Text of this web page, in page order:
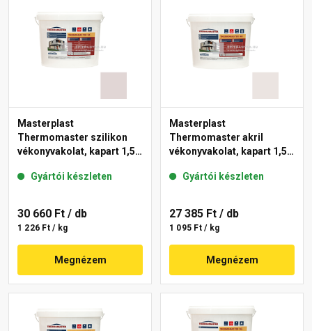
Masterplast
Thermomaster szilikon
vékonyvakolat, kapart 1,5
Gyártói készleten
30 660 Ft / db
1 226 Ft / kg
Megnézem
Masterplast
Thermomaster akril
vékonyvakolat, kapart 1,5
Gyártói készleten
27 385 Ft / db
1 095 Ft / kg
Megnézem